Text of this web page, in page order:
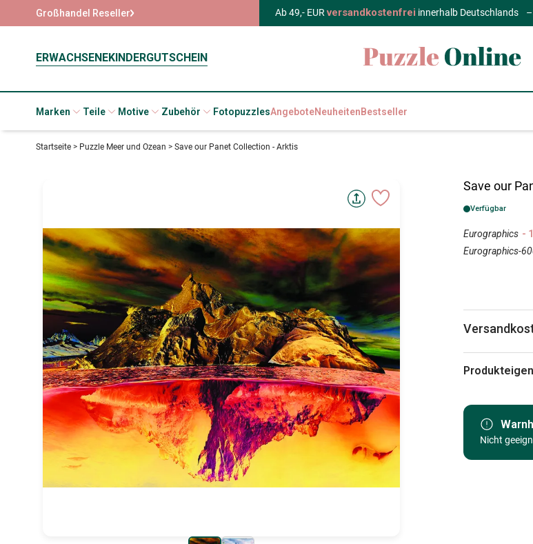
Großhandel Reseller Ab 49,- EURversandkostenfrei innerhalb Deutschlands –
ERWACHSENEKINDERGUTSCHEIN
Marken Teile Motive Zubehör FotopuzzlesAngeboteNeuheitenBestseller
Startseite > Puzzle Meer und Ozean > Save our Panet Collection - Arktis
Save our
Verfügbar
Eurographics -
Eurographics-
Kategorie
Nicht